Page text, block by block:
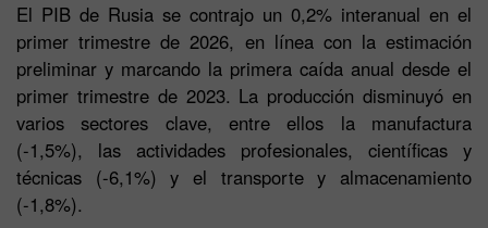
El PIB de Rusia se contrajo un 0,2% interanual en el
primer trimestre de 2026, en línea con la estimación
preliminar y marcando la primera caída anual desde el
primer trimestre de 2023. La producción disminuyó en
varios sectores clave, entre ellos la manufactura
(-1,5%), las actividades profesionales, científicas y
técnicas (-6,1%) y el transporte y almacenamiento
(-1,8%).